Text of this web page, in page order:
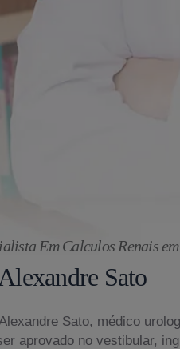
Em Calculos Renais
Sato
Sato, médico
aprovado no vestibular,